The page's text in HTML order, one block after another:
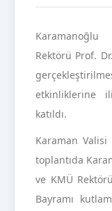
Karamanoğlu
Rektörü Prof.
etkinliklerine
katıldı.
Karaman Valisi
toplantıda
ve KMÜ
Bayramı